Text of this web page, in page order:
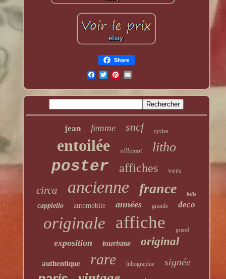
Share
jean femme sncf cycles
entoilée villemot litho
poster affiches vers
circa ancienne france belle
cappiello automobile années grande deco
originale affiche grand
exposition tourisme original
authentique rare lithographie signée